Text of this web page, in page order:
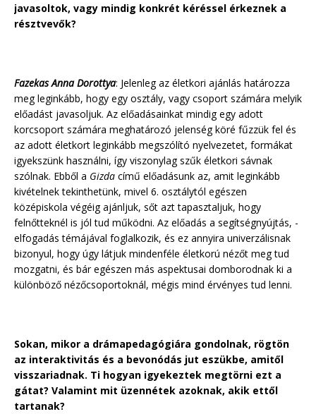
javasoltok, vagy mindig konkrét kéréssel érkeznek a
résztvevők?
Fazekas Anna Dorottya: Jelenleg az életkori ajánlás határozza
meg leginkább, hogy egy osztály, vagy csoport számára melyik
előadást javasoljuk. Az előadásainkat mindig egy adott
korcsoport számára meghatározó jelenség köré fűzzük fel és
az adott életkort leginkább megszólító nyelvezetet, formákat
igyekszünk használni, így viszonylag szűk életkori sávnak
szólnak. Ebből a Gizda című előadásunk az, amit leginkább
kivételnek tekinthetünk, mivel 6. osztálytól egészen
középiskola végéig ajánljuk, sőt azt tapasztaljuk, hogy
felnőtteknél is jól tud működni. Az előadás a segítségnyújtás, -
elfogadás témájával foglalkozik, és ez annyira univerzálisnak
bizonyul, hogy úgy látjuk mindenféle életkorú nézőt meg tud
mozgatni, és bár egészen más aspektusai domborodnak ki a
különböző nézőcsoportoknál, mégis mind érvényes tud lenni.
Sokan, mikor a drámapedagógiára gondolnak, rögtön
az interaktivitás és a bevonódás jut eszükbe, amitől
visszariadnak. Ti hogyan igyekeztek megtörni ezt a
gátat? Valamint mit üzennétek azoknak, akik ettől
tartanak?